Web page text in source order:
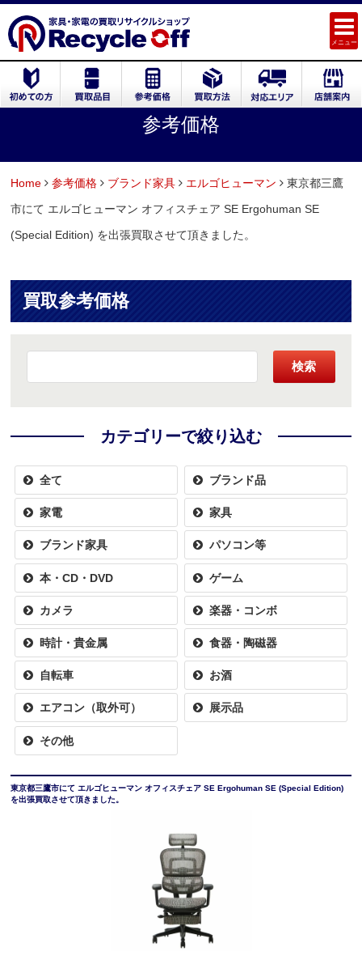
メニュー
参考価格
Home 参考価格 ブランド家具 エルゴヒューマン
東京都三鷹
市にて エルゴヒューマン オフィスチェア SE Ergohuman SE
(Special Edition) を出張買取させて頂きました。
買取参考価格
検索
カテゴリーで絞り込む
全て ブランド品
家電 家具
ブランド家具 パソコン等
本・CD・DVD ゲーム
カメラ 楽器・コンボ
時計・貴金属 食器・陶磁器
自転車 お酒
エアコン（取外可） 展示品
その他
東京都三鷹市にて エルゴヒューマン オフィスチェア SE Ergohuman SE (Special Edition)
を出張買取させて頂きました。